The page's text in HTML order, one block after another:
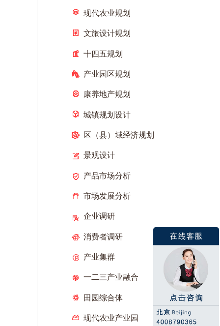
现代农业规划
文旅设计规划
十四五规划
产业园区规划
康养地产规划
城镇规划设计
区（县）域经济规划
景观设计
产品市场分析
市场发展分析
企业调研
消费者调研
产业集群
一二三产业融合
田园综合体
现代农业产业园